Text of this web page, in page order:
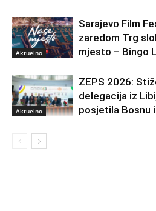
Aktuelno
Sarajevo Film
zaredom Trg
mjesto – Bingo
Aktuelno
ZEPS 2026:
delegacija iz
posjetila Bosnu